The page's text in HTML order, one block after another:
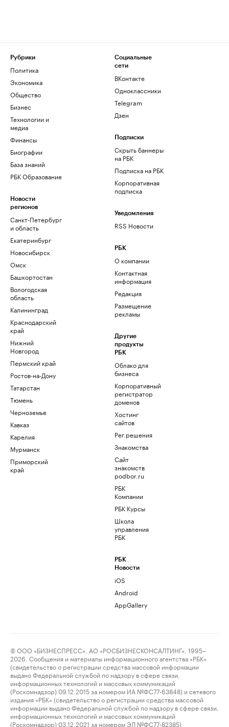
Рубрики
Политика
Экономика
Общество
Бизнес
Технологии и
медиа
Финансы
Биографии
База знаний
РБК Образование
Новости
регионов
Санкт-Петербург
и область
Екатеринбург
Новосибирск
Омск
Башкортостан
Вологодская
область
Калининград
Краснодарский
край
Нижний
Новгород
Пермский край
Ростов-на-Дону
Татарстан
Тюмень
Черноземье
Кавказ
Карелия
Мурманск
Приморский
край
Социальные
сети
ВКонтакте
Одноклассники
Telegram
Дзен
Подписки
Скрыть баннеры
на РБК
Подписка на РБК
Корпоративная
подписка
Уведомления
RSS Новости
РБК
О компании
Контактная
информация
Редакция
Размещение
рекламы
Другие
продукты
РБК
Облако для
бизнеса
Корпоративный
регистратор
доменов
Хостинг
сайтов
Рег.решения
Знакомства
Сайт
знакомств
podbor.ru
РБК
Компании
РБК Курсы
Школа
управления
РБК
РБК
Новости
iOS
Android
AppGallery
© ООО «БИЗНЕСПРЕСС», АО «РОСБИЗНЕСКОНСАЛТИНГ», 1995–
2026. Сообщения и материалы информационного агентства «РБК»
(свидетельство о регистрации средства массовой информации
выдано Федеральной службой по надзору в сфере связи,
информационных технологий и массовых коммуникаций
(Роскомнадзор) 09.12.2015 за номером ИА №ФС77-63848) и сетевого
издания «РБК» (свидетельство о регистрации средства массовой
информации выдано Федеральной службой по надзору в сфере связи,
информационных технологий и массовых коммуникаций
(Роскомнадзор) 03.12.2021 за номером ЭЛ №ФС77-82385)